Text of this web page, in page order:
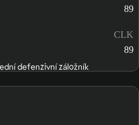
89
CLK
89
defenzivní záložník